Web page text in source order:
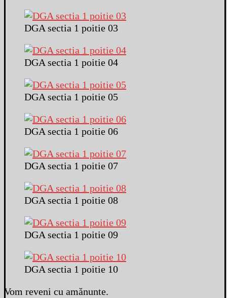
DGA sectia 1 poitie 03
DGA sectia 1 poitie 04
DGA sectia 1 poitie 05
DGA sectia 1 poitie 06
DGA sectia 1 poitie 07
DGA sectia 1 poitie 08
DGA sectia 1 poitie 09
DGA sectia 1 poitie 10
Vom reveni cu amănunte.